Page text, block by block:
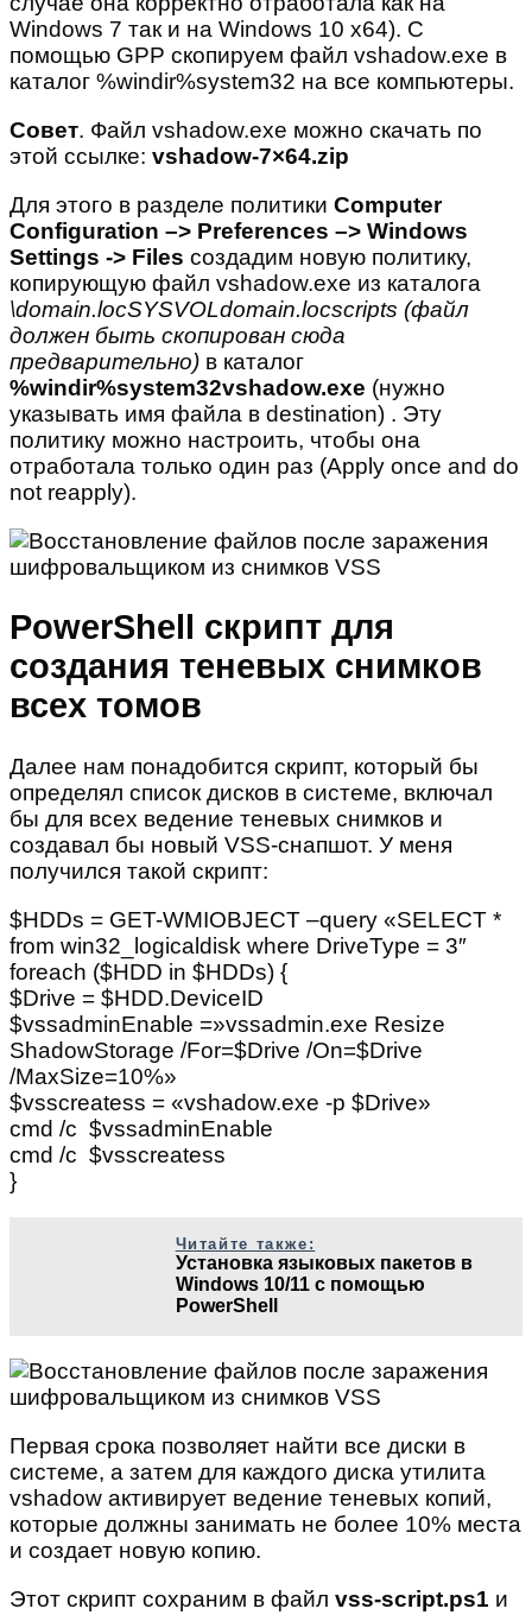
Windows 7 так и на Windows 10 x64). С
помощью GPP скопируем файл vshadow.exe в
каталог %windir%system32 на все компьютеры.
Совет. Файл vshadow.exe можно скачать по
этой ссылке: vshadow-7×64.zip
Для этого в разделе политики Computer
Configuration –> Preferences –> Windows
Settings -> Files создадим новую политику,
копирующую файл vshadow.exe из каталога
\domain.locSYSVOLdomain.locscripts (файл
должен быть скопирован сюда
предварительно) в каталог
%windir%system32vshadow.exe (нужно
указывать имя файла в destination) . Эту
политику можно настроить, чтобы она
отработала только один раз (Apply once and do
not reapply).
PowerShell скрипт для
создания теневых снимков
всех томов
Далее нам понадобится скрипт, который бы
определял список дисков в системе, включал
бы для всех ведение теневых снимков и
создавал бы новый VSS-снапшот. У меня
получился такой скрипт:
$HDDs = GET-WMIOBJECT –query «SELECT *
from win32_logicaldisk where DriveType = 3″
foreach ($HDD in $HDDs) {
$Drive = $HDD.DeviceID
$vssadminEnable =»vssadmin.exe Resize
ShadowStorage /For=$Drive /On=$Drive
/MaxSize=10%»
$vsscreatess = «vshadow.exe -p $Drive»
cmd /c $vssadminEnable
cmd /c $vsscreatess
}
Читайте также:
Установка языковых пакетов в
Windows 10/11 с помощью
PowerShell
Первая срока позволяет найти все диски в
системе, а затем для каждого диска утилита
vshadow активирует ведение теневых копий,
которые должны занимать не более 10% места
и создает новую копию.
Этот скрипт сохраним в файл vss-script.ps1 и